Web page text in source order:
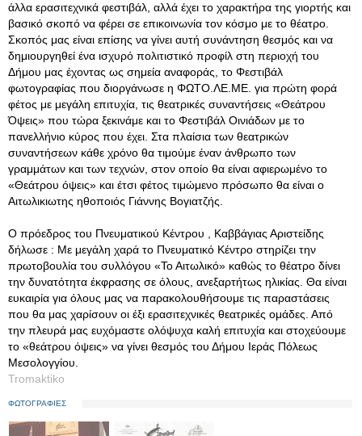
άλλα ερασιτεχνικά φεστιβάλ, αλλά έχει το χαρακτήρα της γιορτής και
βασικό σκοπό να φέρει σε επικοινωνία τον κόσμο με το θέατρο.
Σκοπός μας είναι επίσης να γίνει αυτή συνάντηση θεσμός και να
δημιουργηθεί ένα ισχυρό πολιτιστικό προφίλ στη περιοχή του
Δήμου μας έχοντας ως σημεία αναφοράς, το Φεστιβάλ
φωτογραφίας που διοργάνωσε η ΦΩΤΟ.ΛΕ.ΜΕ. για πρώτη φορά
φέτος με μεγάλη επιτυχία, τις θεατρικές συναντήσεις «Θεάτρου
Όψεις» που τώρα ξεκινάμε και το Φεστιβάλ Οινιάδων με το
πανελλήνιο κύρος που έχει. Στα πλαίσια των θεατρικών
συναντήσεων κάθε χρόνο θα τιμούμε έναν άνθρωπο των
γραμμάτων και των τεχνών, στον οποίο θα είναι αφιερωμένο το
«Θεάτρου όψεις» και έτσι φέτος τιμώμενο πρόσωπο θα είναι ο
Αιτωλικιωτης ηθοποιός Γιάννης Βογιατζής.
Ο πρόεδρος του Πνευματικού Κέντρου , Καββάγιας Αριστείδης
δήλωσε : Με μεγάλη χαρά το Πνευματικό Κέντρο στηρίζει την
πρωτοβουλία του συλλόγου «Το Αιτωλικό» καθώς το θέατρο δίνει
την δυνατότητα έκφρασης σε όλους, ανεξαρτήτως ηλικίας. Θα είναι
ευκαιρία για όλους μας να παρακολουθήσουμε τις παραστάσεις
που θα μας χαρίσουν οι έξι ερασιτεχνικές θεατρικές ομάδες. Από
την πλευρά μας ευχόμαστε ολόψυχα καλή επιτυχία και στοχεύουμε
το «θεάτρου όψεις» να γίνει θεσμός του Δήμου Ιεράς Πόλεως
Μεσολογγίου.
Tromaktiko
ΦΩΤΟΓΡΑΦΙΕΣ